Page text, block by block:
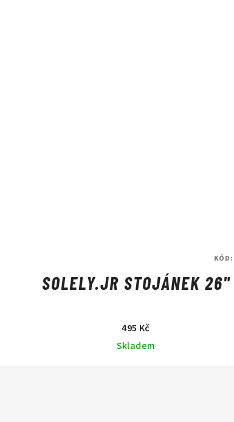
SOLELY.JR STOJÁNEK 26"
495 Kč
Skladem
KÓD: